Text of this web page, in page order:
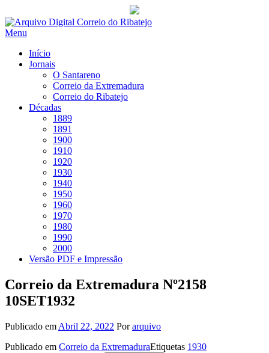
Saltar
para
Menu
Início
Jornais
O Santareno
Correio da Extremadura
Correio do Ribatejo
Décadas
1889
1891
1900
1910
1920
1930
1940
1950
1960
1970
1980
1990
2000
Versão PDF e Impressão
Correio da Extremadura Nº2158
10SET1932
Publicado em Abril 22, 2022 Porarquivo
Publicado em Correio da ExtremaduraEtiquetas 1930